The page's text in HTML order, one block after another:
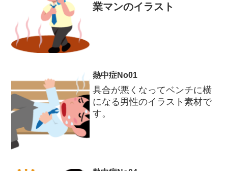
業マンのイラスト
熱中症No01
具合が悪くなってベンチに横
になる男性のイラスト素材で
す。